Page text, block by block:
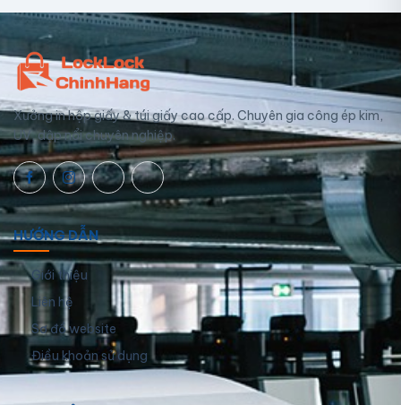
Xưởng in hộp giấy & túi giấy cao cấp. Chuyên gia công ép kim,
UV, dập nổi chuyên nghiệp.
HƯỚNG DẪN
Giới thiệu
Liên hệ
Sơ đồ website
Điều khoản sử dụng